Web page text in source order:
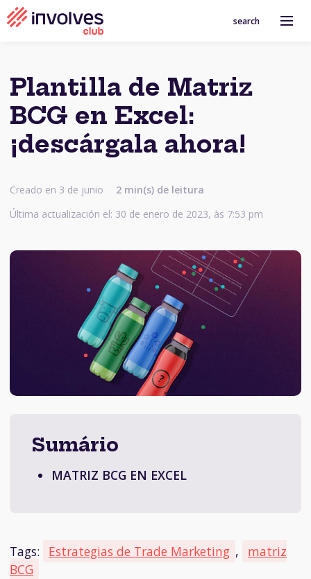
search
Plantilla de Matriz
BCG en Excel:
¡descárgala ahora!
Creado en 3 de junio 2 min(s) de leitura
Última actualización el: 30 de enero de 2023, às 7:53 pm
Sumário
MATRIZ BCG EN EXCEL
Tags: Estrategias de Trade Marketing ,
matriz
BCG